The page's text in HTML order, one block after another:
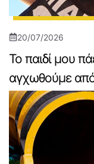
20/07/2026
Το παιδί μου
αγχωθούμε από